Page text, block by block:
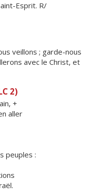
Esprit. R/
veillons ; garde-nous
avec le Christ, et
2)
+
aller
peuples :